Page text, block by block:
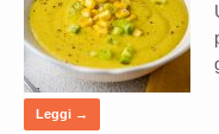
Leggi →